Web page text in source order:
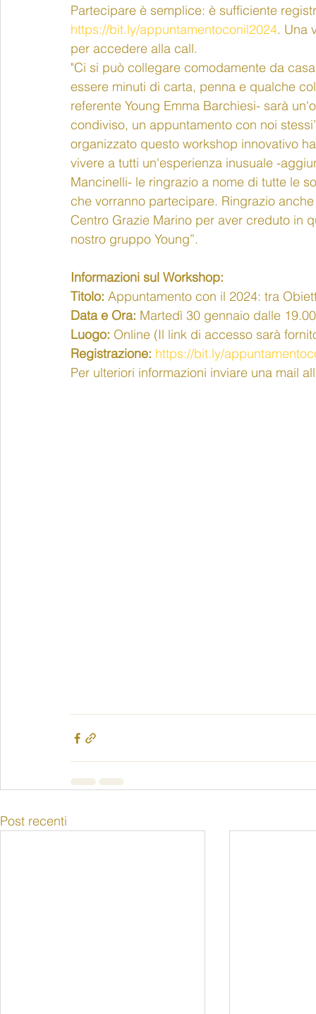
Partecipare è semplice: è sufficiente
https://bit.ly/appuntamentoconil2024. Una
per accedere alla call.
"Ci si può collegare comodamente da
essere minuti di carta, penna e qualche
referente Young Emma Barchiesi- sarà
condiviso, un appuntamento con noi
organizzato questo workshop innovativo
vivere a tutti un'esperienza inusuale -
Mancinelli- le ringrazio a nome di tutte le
che vorranno partecipare. Ringrazio
Centro Grazie Marino per aver creduto in
nostro gruppo Young”.
Informazioni sul Workshop:
Titolo: Appuntamento con il 2024: tra
Data e Ora: Martedì 30 gennaio dalle
Luogo: Online (Il link di accesso sarà
Registrazione: https://bit.ly/
Per ulteriori informazioni inviare una mail
Post recenti